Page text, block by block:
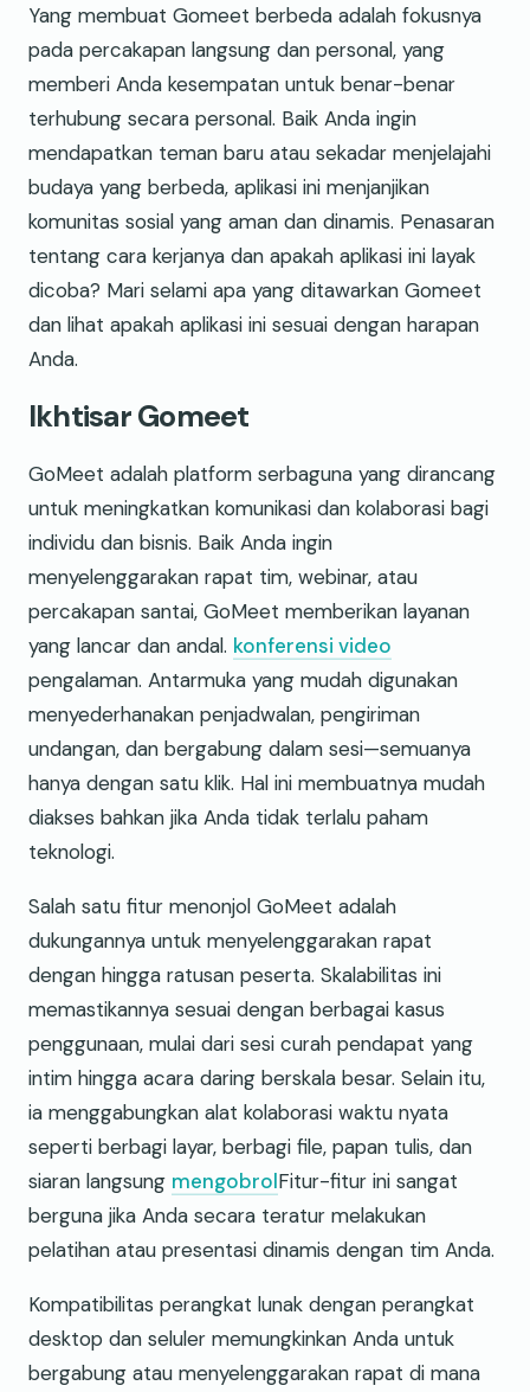
Yang membuat Gomeet berbeda adalah fokusnya
pada percakapan langsung dan personal, yang
memberi Anda kesempatan untuk benar-benar
terhubung secara personal. Baik Anda ingin
mendapatkan teman baru atau sekadar menjelajahi
budaya yang berbeda, aplikasi ini menjanjikan
komunitas sosial yang aman dan dinamis. Penasaran
tentang cara kerjanya dan apakah aplikasi ini layak
dicoba? Mari selami apa yang ditawarkan Gomeet
dan lihat apakah aplikasi ini sesuai dengan harapan
Anda.
Ikhtisar Gomeet
GoMeet adalah platform serbaguna yang dirancang
untuk meningkatkan komunikasi dan kolaborasi bagi
individu dan bisnis. Baik Anda ingin
menyelenggarakan rapat tim, webinar, atau
percakapan santai, GoMeet memberikan layanan
yang lancar dan andal. konferensi video
pengalaman. Antarmuka yang mudah digunakan
menyederhanakan penjadwalan, pengiriman
undangan, dan bergabung dalam sesi—semuanya
hanya dengan satu klik. Hal ini membuatnya mudah
diakses bahkan jika Anda tidak terlalu paham
teknologi.
Salah satu fitur menonjol GoMeet adalah
dukungannya untuk menyelenggarakan rapat
dengan hingga ratusan peserta. Skalabilitas ini
memastikannya sesuai dengan berbagai kasus
penggunaan, mulai dari sesi curah pendapat yang
intim hingga acara daring berskala besar. Selain itu,
ia menggabungkan alat kolaborasi waktu nyata
seperti berbagi layar, berbagi file, papan tulis, dan
siaran langsung mengobrolFitur-fitur ini sangat
berguna jika Anda secara teratur melakukan
pelatihan atau presentasi dinamis dengan tim Anda.
Kompatibilitas perangkat lunak dengan perangkat
desktop dan seluler memungkinkan Anda untuk
bergabung atau menyelenggarakan rapat di mana